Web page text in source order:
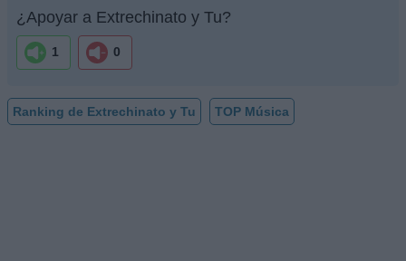
¿Apoyar a Extrechinato y Tu?
1 0
Ranking de Extrechinato y Tu TOP Música